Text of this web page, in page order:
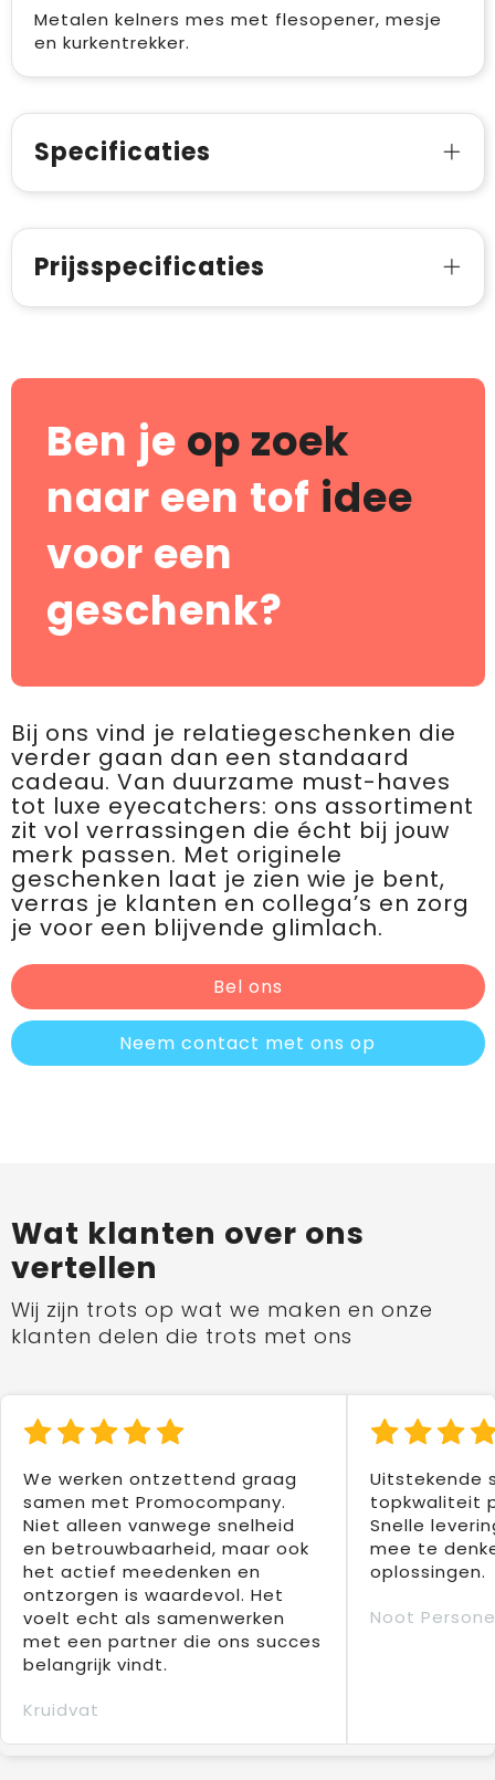
Metalen kelners mes met flesopener, mesje
en kurkentrekker.
Specificaties
Prijsspecificaties
Ben je op zoek
naar een tof idee
voor een
geschenk?
Bij ons vind je relatiegeschenken die
verder gaan dan een standaard
cadeau. Van duurzame must-haves
tot luxe eyecatchers: ons assortiment
zit vol verrassingen die écht bij jouw
merk passen. Met originele
geschenken laat je zien wie je bent,
verras je klanten en collega’s en zorg
je voor een blijvende glimlach.
Bel ons
Neem contact met ons op
Wat klanten over ons
vertellen
Wij zijn trots op wat we maken en onze
klanten delen die trots met ons
We werken ontzettend graag
samen met Promocompany.
Niet alleen vanwege snelheid
en betrouwbaarheid, maar ook
het actief meedenken en
ontzorgen is waardevol. Het
voelt echt als samenwerken
met een partner die ons succes
belangrijk vindt.
Kruidvat
Uitstekende
topkwaliteit
Snelle
mee te
oplossingen.
Noot